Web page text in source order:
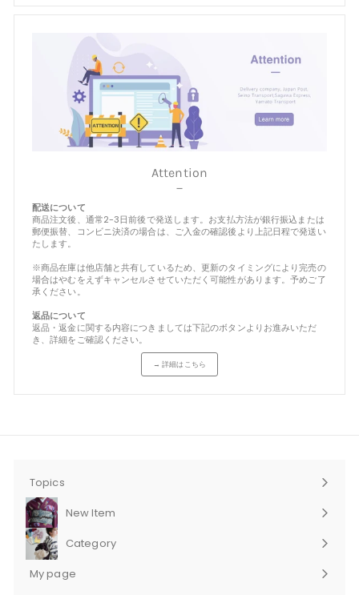
Attention
－
配送について
商品注文後、通常2-3日前後で発送します。お支払方法が銀行振込または
郵便振替、コンビニ決済の場合は、ご入金の確認後より上記日程で発送い
たします。
※商品在庫は他店舗と共有しているため、更新のタイミングにより完売の
場合はやむをえずキャンセルさせていただく可能性があります。予めご了
承ください。
返品について
返品・返金に関する内容につきましては下記のボタンよりお進みいただ
き、詳細をご確認ください。
→ 詳細はこちら
Topics
New Item
Category
サ
ブ
メ
My page